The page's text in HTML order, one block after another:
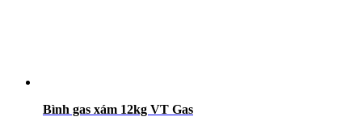
Bình gas xám 12kg VT Gas